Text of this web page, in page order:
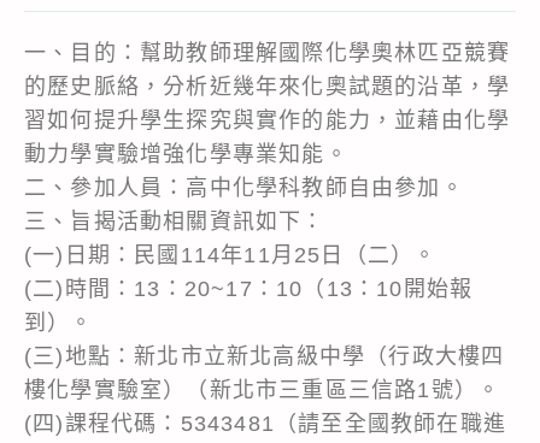
一、目的：幫助教師理解國際化學奧林匹亞競賽
的歷史脈絡，分析近幾年來化奧試題的沿革，學
習如何提升學生探究與實作的能力，並藉由化學
動力學實驗增強化學專業知能。
二、參加人員：高中化學科教師自由參加。
三、旨揭活動相關資訊如下：
(一)日期：民國114年11月25日（二）。
(二)時間：13：20~17：10（13：10開始報
到）。
(三)地點：新北市立新北高級中學（行政大樓四
樓化學實驗室）（新北市三重區三信路1號）。
(四)課程代碼：5343481（請至全國教師在職進